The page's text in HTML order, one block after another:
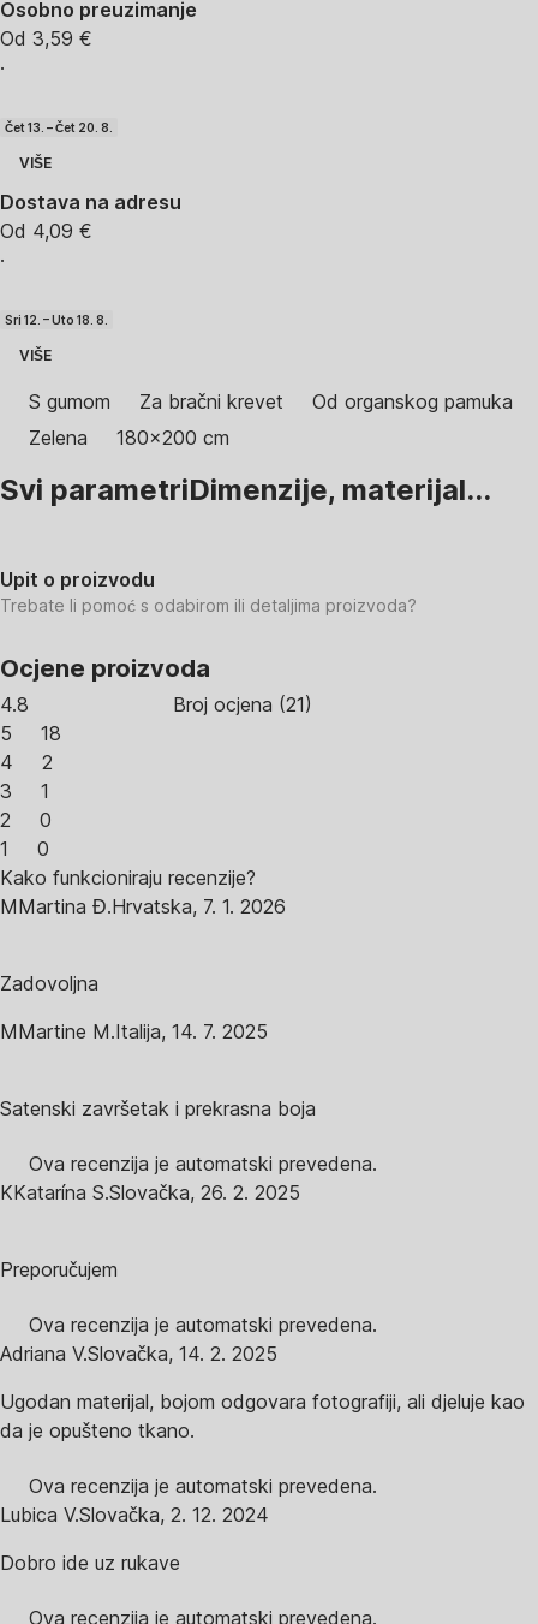
Osobno preuzimanje
Od 3,59 €
·
Čet 13. – Čet 20. 8.
VIŠE
Dostava na adresu
Od 4,09 €
·
Sri 12. – Uto 18. 8.
VIŠE
S gumom Za bračni krevet
Od organskog pamuka
Zelena
180x200 cm
Svi parametriDimenzije, materijal...
Upit o proizvodu
Trebate li pomoć s odabirom ili detaljima proizvoda?
Ocjene proizvoda
4.8 Broj ocjena (21)
5
18
4
2
3
1
2
0
1
0
Kako funkcioniraju recenzije?
MMartina Đ.Hrvatska, 7. 1. 2026
Zadovoljna
MMartine M.Italija, 14. 7. 2025
Satenski završetak i prekrasna boja
Ova recenzija je automatski prevedena.
KKatarína S.Slovačka, 26. 2. 2025
Preporučujem
Ova recenzija je automatski prevedena.
Adriana V.Slovačka, 14. 2. 2025
Ugodan materijal, bojom odgovara fotografiji, ali djeluje kao
da je opušteno tkano.
Ova recenzija je automatski prevedena.
Lubica V.Slovačka, 2. 12. 2024
Dobro ide uz rukave
Ova recenzija je automatski prevedena.